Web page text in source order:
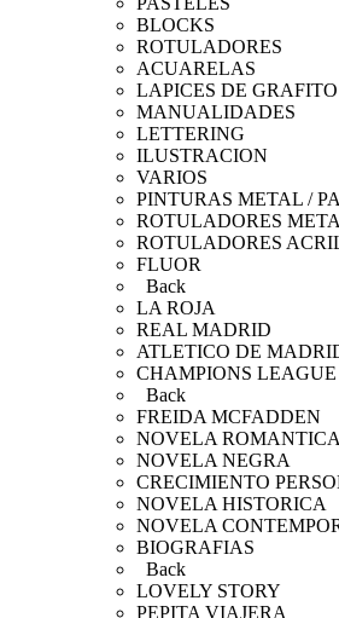
BLOCKS
ROTULADORES
ACUARELAS
LAPICES DE GRAFITO
MANUALIDADES
LETTERING
ILUSTRACION
VARIOS
PINTURAS METAL /
ROTULADORES
ROTULADORES
FLUOR
Back
LA ROJA
REAL MADRID
ATLETICO DE
CHAMPIONS LEAGUE
Back
FREIDA MCFADDEN
NOVELA ROMANTICA
NOVELA NEGRA
CRECIMIENTO
NOVELA HISTORICA
NOVELA
BIOGRAFIAS
Back
LOVELY STORY
PEPITA VIAJERA